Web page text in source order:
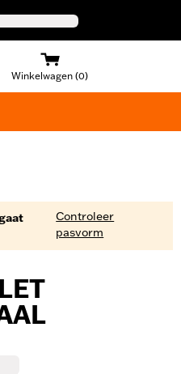
Winkelwagen (0)
Controleer
pasvorm